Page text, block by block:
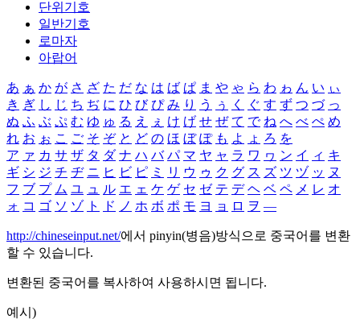
단위기호
일반기호
로마자
아랍어
あ ぁ か が さ ざ た だ な は ば ぱ ま や ゃ ら わ ゎ ん い ぃ
き ぎ し じ ち ぢ に ひ び ぴ み り う ぅ く ぐ す ず つ づ っ
ぬ ふ ぶ ぷ む ゆ ゅ る え ぇ け げ せ ぜ て で ね へ べ ぺ め
れ お ぉ こ ご そ ぞ と ど の ほ ぼ ぽ も よ ょ ろ を
ア ァ カ サ ザ タ ダ ナ ハ バ パ マ ヤ ャ ラ ワ ヮ ン イ ィ キ
ギ シ ジ チ ヂ ニ ヒ ビ ピ ミ リ ウ ゥ ク グ ス ズ ツ ヅ ッ ヌ
フ ブ プ ム ユ ュ ル エ ェ ケ ゲ セ ゼ テ デ ヘ ベ ペ メ レ オ
ォ コ ゴ ソ ゾ ト ド ノ ホ ボ ポ モ ヨ ョ ロ ヲ ―
http://chineseinput.net/에서 pinyin(병음)방식으로 중국어를 변환
할 수 있습니다.
변환된 중국어를 복사하여 사용하시면 됩니다.
예시)